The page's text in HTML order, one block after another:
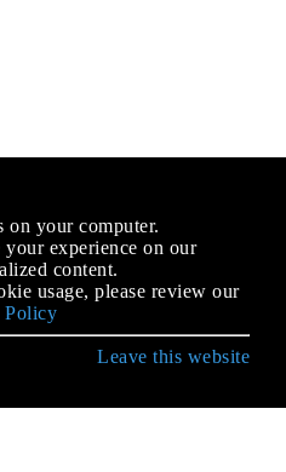
on your computer.
your experience on our
content.
usage, please review our
Policy
Leave this website